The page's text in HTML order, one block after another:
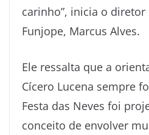
carinho”, inicia o diretor
Funjope, Marcus Alves.
Ele ressalta que a
Cícero Lucena sempre
Festa das Neves foi
conceito de envolver